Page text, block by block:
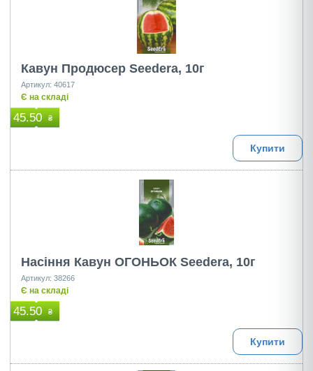
Кавун Продюсер Seedera, 10г
Артикул: 40617
Є на складі
45.50 ₴
Купити
Насіння Кавун ОГОНЬОК Seedera, 10г
Артикул: 38266
Є на складі
45.50 ₴
Купити